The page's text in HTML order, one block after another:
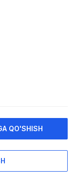
QO'SHISH